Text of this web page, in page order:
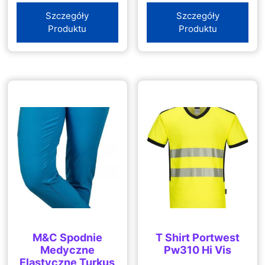
Czarnym/Antracytowym
Szczegóły
Produktu
Szara/Czarna
Szczegóły
Produktu
M&C Spodnie
Medyczne
T Shirt Portwest
Pw310 Hi Vis